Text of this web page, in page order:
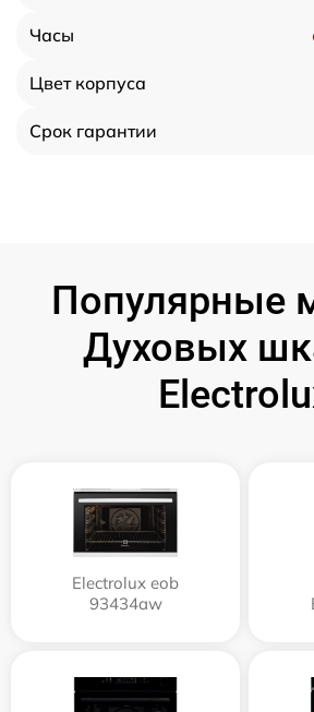
Часы
Цвет корпуса
Срок гарантии
Популярные
Духовых
Electrolux eob
93434aw